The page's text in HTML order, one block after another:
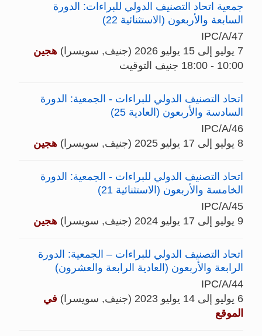
جمعية اتحاد التصنيف الدولي للبراءات: الدورة
السابعة والأربعون (الاستثنائية 22)
IPC/A/47
7 يوليو إلى 15 يوليو 2026 (جنيف, سويسرا)
هجين
10:00 - 18:00 جنيف التوقيت
اتحاد التصنيف الدولي للبراءات - الجمعية: الدورة
السادسة والأربعون (العادية 25)
IPC/A/46
8 يوليو إلى 17 يوليو 2025 (جنيف, سويسرا)
هجين
اتحاد التصنيف الدولي للبراءات - الجمعية: الدورة
الخامسة والأربعون (الاستثنائية 21)
IPC/A/45
9 يوليو إلى 17 يوليو 2024 (جنيف, سويسرا)
هجين
اتحاد التصنيف الدولي للبراءات – الجمعية: الدورة
الرابعة والأربعون (العادية الرابعة والعشرون)
IPC/A/44
6 يوليو إلى 14 يوليو 2023 (جنيف, سويسرا)
في
الموقع